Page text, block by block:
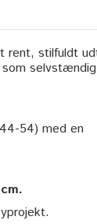
rent, stilfuldt
selvstændig
54) med en